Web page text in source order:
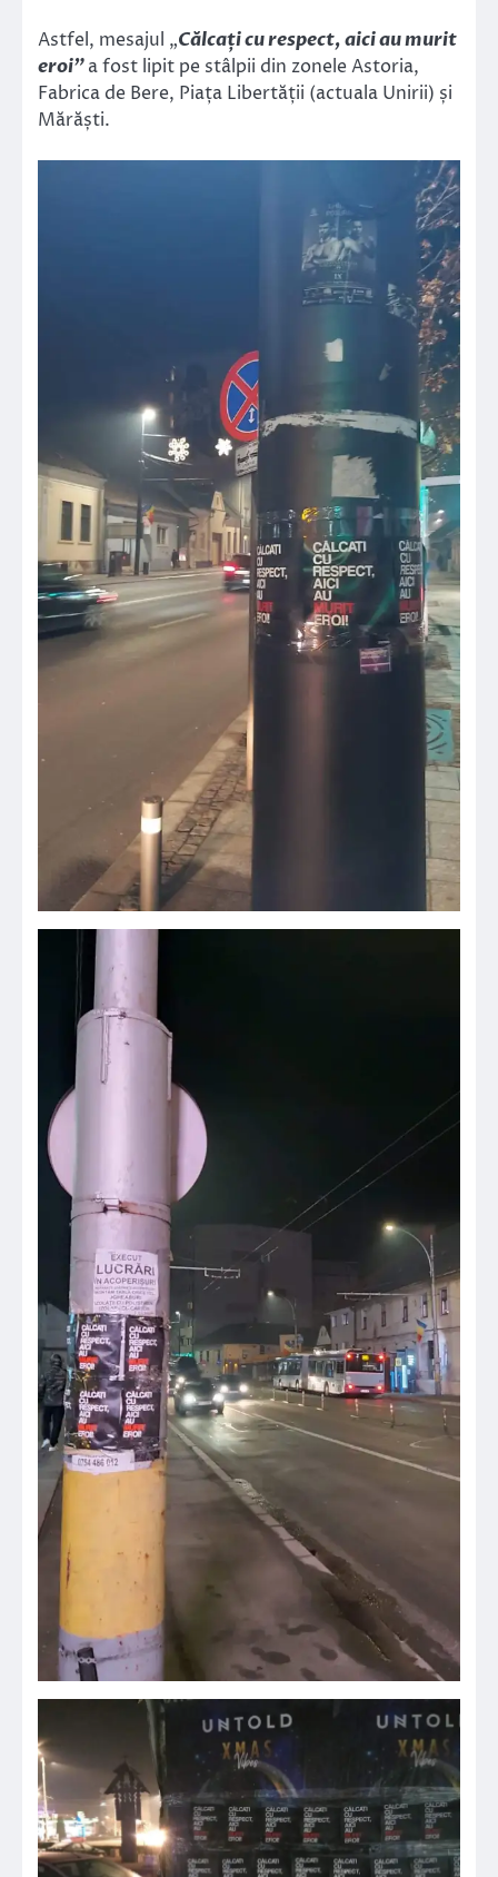
Astfel, mesajul „Călcați cu respect, aici au murit
eroi”a fost lipit pe stâlpii din zonele Astoria,
Fabrica de Bere, Piața Libertății (actuala Unirii) și
Mărăști.